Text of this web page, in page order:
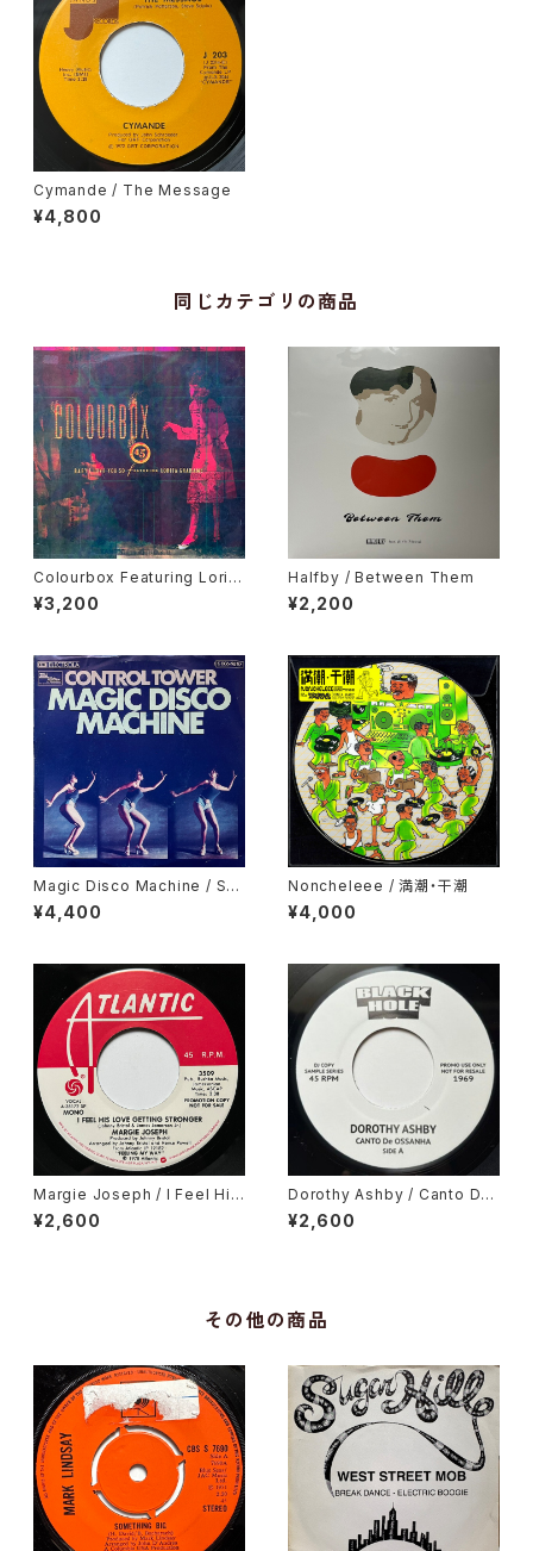
Cymande / The Message
¥4,800
同じカテゴリの商品
Colourbox Featuring Lorita
Grahame / Baby I Love You
So
¥3,200
Halfby / Between Them
¥2,200
Magic Disco Machine / Scr
atchin'
¥4,400
Noncheleee / 満潮・干潮
¥4,000
Margie Joseph / I Feel His
Love Getting Stronger
¥2,600
Dorothy Ashby / Canto De
Ossanha, Cause I Need It
¥2,600
その他の商品